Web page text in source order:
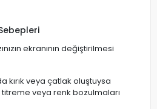
ekranının değiştirilmesi
kırık veya çatlak oluştuysa
veya renk bozulmaları